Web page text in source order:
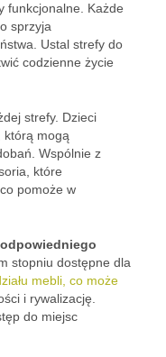
funkcjonalne. Każde
sprzyja
Ustal strefy do
codzienne życie
strefy. Dzieci
którą mogą
Wspólnie z
które
pomoże w
odpowiedniego
stopniu dostępne dla
mebli, co może
i rywalizację.
do miejsc